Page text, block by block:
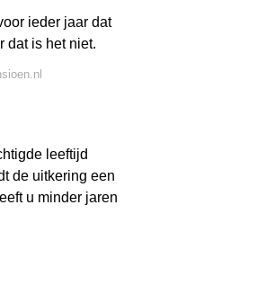
ieder jaar dat
dat is het niet.
leeftijd
de uitkering een
u minder jaren